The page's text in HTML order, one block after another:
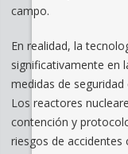
campo.
En realidad, la
significativamente en
medidas de
Los reactores
contención y
riesgos de accidentes